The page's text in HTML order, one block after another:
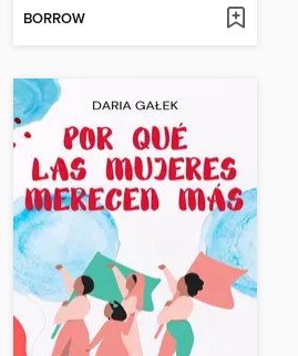
BORROW